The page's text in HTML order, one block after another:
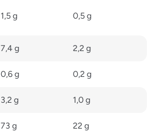
1,5 g 0,5 g
7,4 g 2,2 g
0,6 g 0,2 g
3,2 g 1,0 g
73 g 22 g